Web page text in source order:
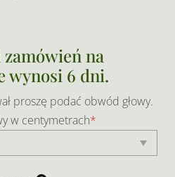
na
wynosi 6 dni.
proszę podać obwód głowy.
w centymetrach*